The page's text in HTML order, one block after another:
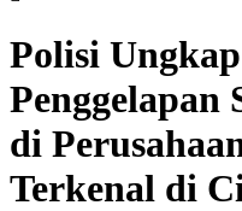
Polisi
Penggelapan
di
Terkenal di